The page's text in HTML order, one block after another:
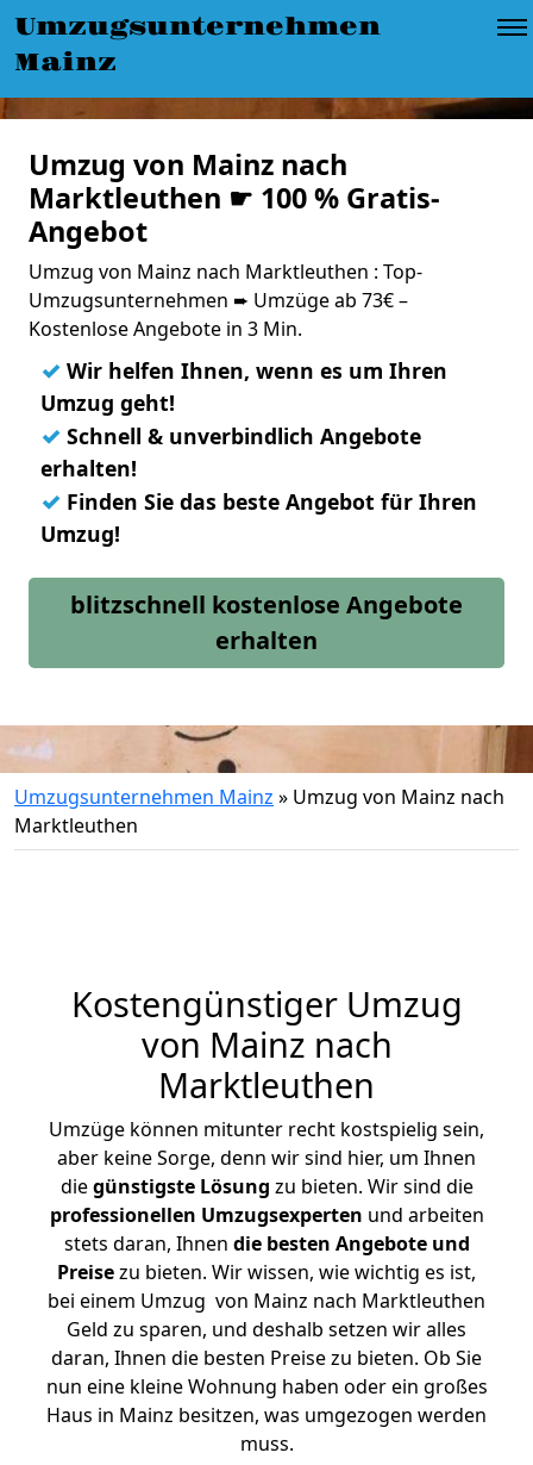
Umzugsunternehmen
Mainz
Umzug von Mainz nach
Marktleuthen ☛ 100 % Gratis-
Angebot
Umzug von Mainz nach Marktleuthen : Top-
Umzugsunternehmen ➨ Umzüge ab 73€ –
Kostenlose Angebote in 3 Min.
✓ Wir helfen Ihnen, wenn es um Ihren
Umzug geht!
✓ Schnell & unverbindlich Angebote
erhalten!
✓ Finden Sie das beste Angebot für Ihren
Umzug!
blitzschnell kostenlose Angebote
erhalten
Umzugsunternehmen Mainz » Umzug von Mainz nach
Marktleuthen
Kostengünstiger Umzug
von Mainz nach
Marktleuthen
Umzüge können mitunter recht kostspielig sein,
aber keine Sorge, denn wir sind hier, um Ihnen
diegünstigste Lösung zu bieten. Wir sind die
professionellen Umzugsexperten und arbeiten
stets daran, Ihnen die besten Angebote und
Preisezu bieten. Wir wissen, wie wichtig es ist,
bei einem Umzug von Mainz nach Marktleuthen
Geld zu sparen, und deshalb setzen wir alles
daran, Ihnen die besten Preise zu bieten. Ob Sie
nun eine kleine Wohnung haben oder ein großes
Haus in Mainz besitzen, was umgezogen werden
muss.